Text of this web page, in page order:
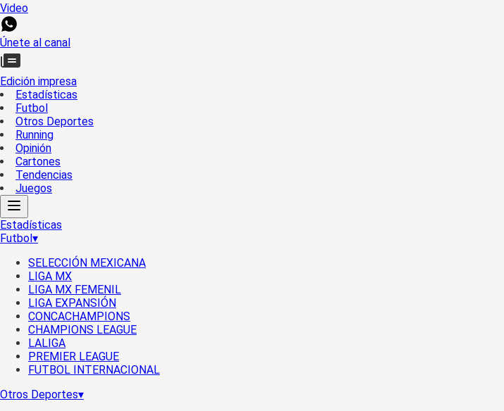
Video
Únete al canal
Edición impresa
Estadísticas
Futbol
Otros Deportes
Running
Opinión
Cartones
Tendencias
Juegos
Estadísticas
Futbol▾
SELECCIÓN MEXICANA
LIGA MX
LIGA MX FEMENIL
LIGA EXPANSIÓN
CONCACHAMPIONS
CHAMPIONS LEAGUE
LALIGA
PREMIER LEAGUE
FUTBOL INTERNACIONAL
Otros Deportes▾